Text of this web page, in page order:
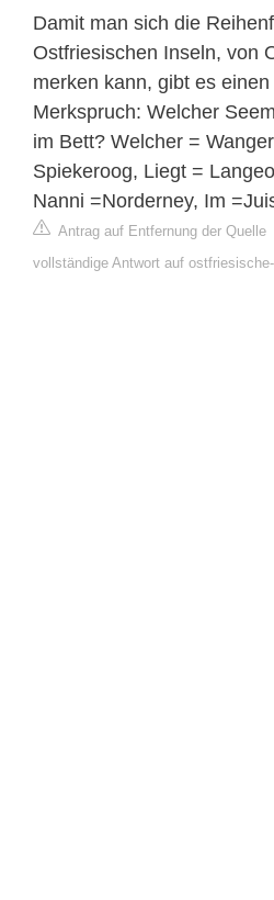
Damit man sich die
Ostfriesischen Inseln, von
merken kann, gibt es
Merkspruch: Welcher
im Bett? Welcher =
Spiekeroog, Liegt =
Nanni =Norderney, Im
Antrag auf Entfernung der Quelle
vollständige Antwort auf